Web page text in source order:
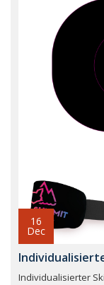
16
Dec
Individualisierter